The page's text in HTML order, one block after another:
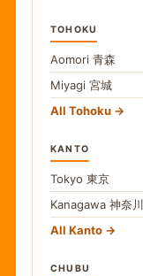
TOHOKU
Aomori 青森
Miyagi 宮城
All Tohoku
KANTO
Tokyo 東京
Kanagawa 神奈川
All Kanto
CHUBU